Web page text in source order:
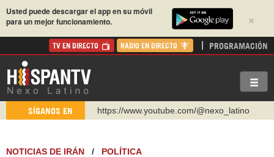
×
Usted puede descargar el app en su móvil
para un mejor funcionamiento.
TV EN DIRECTO RADIO EN DIRECTO PROGRAMACIÓN
SÍGANOS EN
https://www.youtube.com/@nexo_latino
https://t.me/hispantvcanal
NOTICIAS DE IRÁN / POLÍTICA